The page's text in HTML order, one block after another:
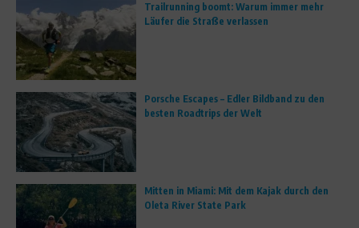
Trailrunning boomt: Warum immer mehr
Läufer die Straße verlassen
Porsche Escapes – Edler Bildband zu den
besten Roadtrips der Welt
Mitten in Miami: Mit dem Kajak durch den
Oleta River State Park